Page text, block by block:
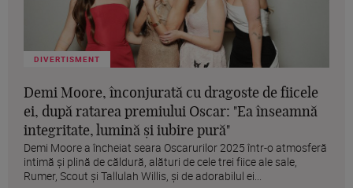
DIVERTISMENT
Demi Moore, înconjurată cu dragoste de fiicele
ei, după ratarea premiului Oscar: "Ea înseamnă
integritate, lumină și iubire pură"
Demi Moore a încheiat seara Oscarurilor 2025 într-o atmosferă
intimă și plină de căldură, alături de cele trei fiice ale sale,
Rumer, Scout și Tallulah Willis, și de adorabilul ei...